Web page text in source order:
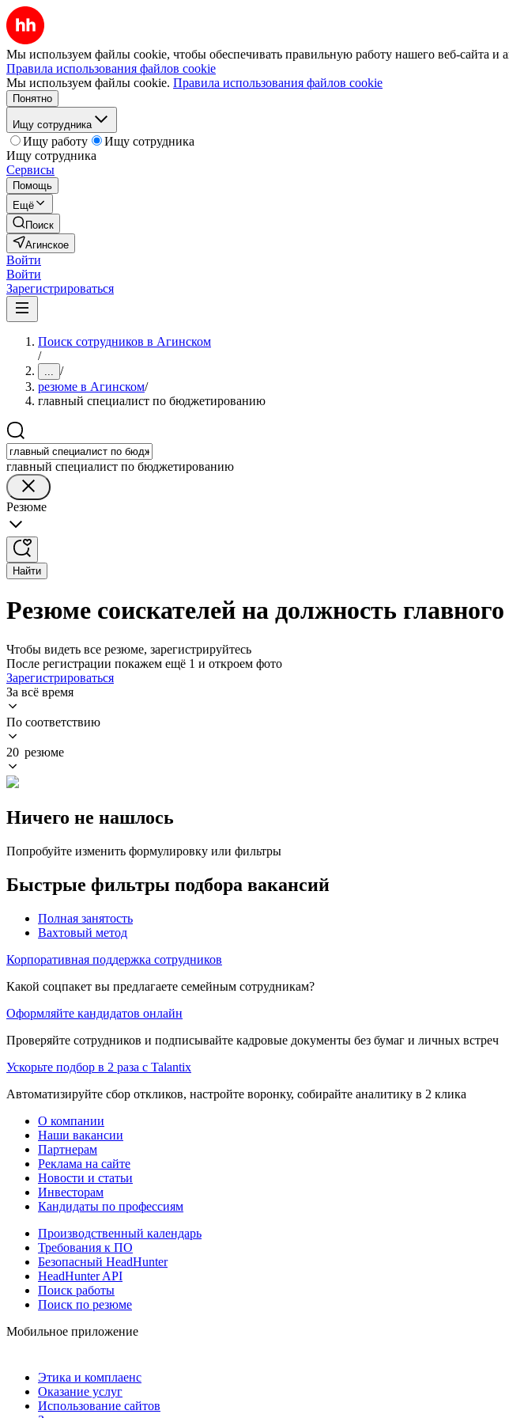
Мы используем файлы cookie, чтобы обеспечивать правильную работу нашего веб-сайта и
Правила использования файлов cookie
Мы используем файлы cookie. Правила использования файлов cookie
Понятно
Ищу сотрудника
Ищу работу
Ищу сотрудника
Ищу сотрудника
Сервисы
Помощь
Ещё
Поиск
Агинское
Войти
Войти
Зарегистрироваться
Поиск сотрудников в Агинском
/
... /
резюме в Агинском/
главный специалист по бюджетированию
главный специалист по бюджетированию
Резюме
Найти
Резюме соискателей на должность
Чтобы видеть все резюме, зарегистрируйтесь
После регистрации покажем ещё 1 и откроем фото
Зарегистрироваться
За всё время
По соответствию
20 резюме
Ничего не нашлось
Попробуйте изменить формулировку или фильтры
Быстрые фильтры подбора вакансий
Полная занятость
Вахтовый метод
Корпоративная поддержка сотрудников
Какой соцпакет вы предлагаете семейным сотрудникам?
Оформляйте кандидатов онлайн
Проверяйте сотрудников и подписывайте кадровые документы без бумаг и личных встреч
Ускорьте подбор в 2 раза с Talantix
Автоматизируйте сбор откликов, настройте воронку, собирайте аналитику в 2 клика
О компании
Наши вакансии
Партнерам
Реклама на сайте
Новости и статьи
Инвесторам
Кандидаты по профессиям
Производственный календарь
Требования к ПО
Безопасный HeadHunter
HeadHunter API
Поиск работы
Поиск по резюме
Мобильное приложение
Этика и комплаенс
Оказание услуг
Использование сайтов